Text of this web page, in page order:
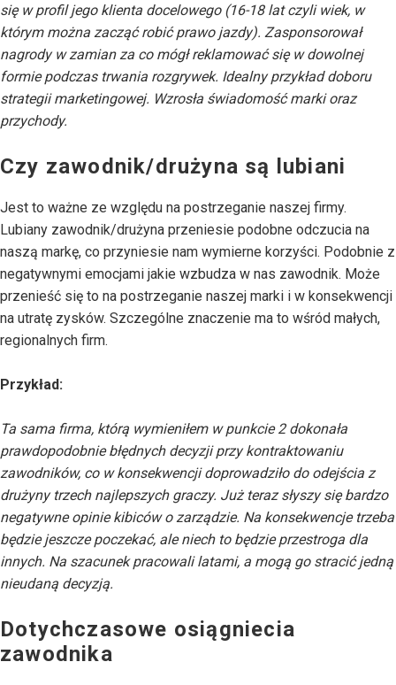
się w profil jego klienta docelowego (16-18 lat czyli wiek, w
którym można zacząć robić prawo jazdy). Zasponsorował
nagrody w zamian za co mógł reklamować się w dowolnej
formie podczas trwania rozgrywek. Idealny przykład doboru
strategii marketingowej. Wzrosła świadomość marki oraz
przychody.
Czy zawodnik/drużyna są lubiani
Jest to ważne ze względu na postrzeganie naszej firmy.
Lubiany zawodnik/drużyna przeniesie podobne odczucia na
naszą markę, co przyniesie nam wymierne korzyści. Podobnie z
negatywnymi emocjami jakie wzbudza w nas zawodnik. Może
przenieść się to na postrzeganie naszej marki i w konsekwencji
na utratę zysków. Szczególne znaczenie ma to wśród małych,
regionalnych firm.
Przykład:
Ta sama firma, którą wymieniłem w punkcie 2 dokonała
prawdopodobnie błędnych decyzji przy kontraktowaniu
zawodników, co w konsekwencji doprowadziło do odejścia z
drużyny trzech najlepszych graczy. Już teraz słyszy się bardzo
negatywne opinie kibiców o zarządzie. Na konsekwencje trzeba
będzie jeszcze poczekać, ale niech to będzie przestroga dla
innych. Na szacunek pracowali latami, a mogą go stracić jedną
nieudaną decyzją.
Dotychczasowe osiągniecia
zawodnika